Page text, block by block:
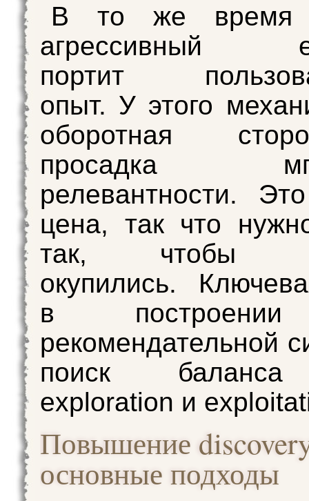
В то же время
агрессивный
портит
опыт. У этого
оборотная
просадка
релевантности.
цена, так что
так, чтобы
окупились.
в
рекомендательной
поиск
exploration и
Повышение
основные подходы